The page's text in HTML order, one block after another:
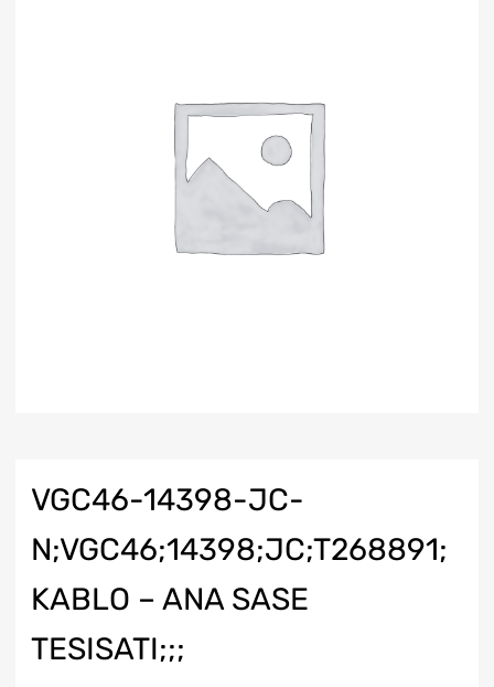
VGC46-14398-JC-
N;VGC46;14398;JC;T268891;
KABLO – ANA SASE
TESISATI;;;